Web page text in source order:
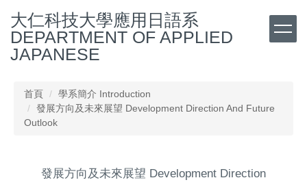
到
要
大仁科技大學應用日語系
DEPARTMENT OF APPLIED
JAPANESE
首頁
學系簡介 Introduction
發展方向及未來展望 Development Direction And Future
Outlook
發展方向及未來展望 Development Direction